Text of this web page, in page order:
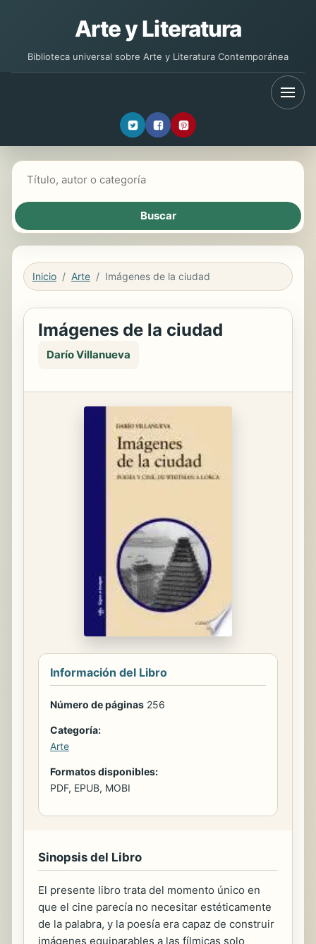
Arte y Literatura
Biblioteca universal sobre Arte y Literatura Contemporánea
Inicio Arte Imágenes de la ciudad
Imágenes de la ciudad
Darío Villanueva
Información del Libro
Número de páginas 256
Categoría:
Arte
Formatos disponibles:
PDF, EPUB, MOBI
Sinopsis del Libro
El presente libro trata del momento único en
que el cine parecía no necesitar estéticamente
de la palabra, y la poesía era capaz de construir
imágenes equiparables a las fílmicas solo